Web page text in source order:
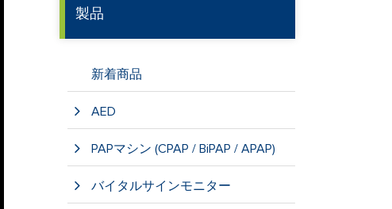
製品
新着商品
AED
PAPマシン (CPAP / BiPAP / APAP)
バイタルサインモニター